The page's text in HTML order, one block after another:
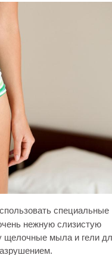
специальные
нежную слизистую
щелочные мыла и гели